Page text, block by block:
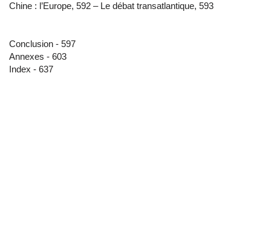
Chine : l’Europe, 592 – Le débat transatlantique, 593
Conclusion - 597
Annexes - 603
Index - 637